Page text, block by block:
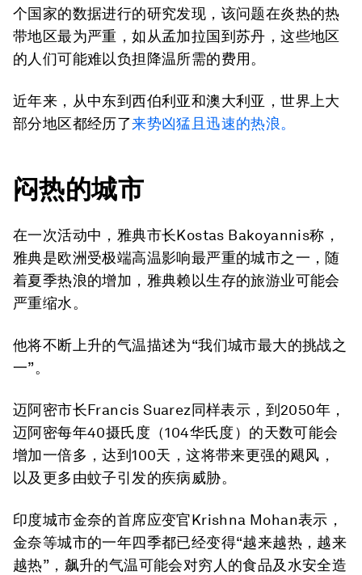
个国家的数据进行的研究发现，该问题在炎热的热
带地区最为严重，如从孟加拉国到苏丹，这些地区
的人们可能难以负担降温所需的费用。
近年来，从中东到西伯利亚和澳大利亚，世界上大
部分地区都经历了来势凶猛且迅速的热浪。
闷热的城市
在一次活动中，雅典市长Kostas Bakoyannis称，
雅典是欧洲受极端高温影响最严重的城市之一，随
着夏季热浪的增加，雅典赖以生存的旅游业可能会
严重缩水。
他将不断上升的气温描述为“我们城市最大的挑战之
一”。
迈阿密市长Francis Suarez同样表示，到2050年，
迈阿密每年40摄氏度（104华氏度）的天数可能会
增加一倍多，达到100天，这将带来更强的飓风，
以及更多由蚊子引发的疾病威胁。
印度城市金奈的首席应变官Krishna Mohan表示，
金奈等城市的一年四季都已经变得“越来越热，越来
越热”，飙升的气温可能会对穷人的食品及水安全造